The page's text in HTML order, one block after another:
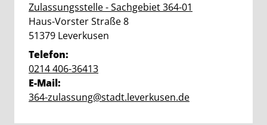
Zulassungsstelle - Sachgebiet 364-01
Straße:
Haus-Vorster StraßeHausnummer:
8
PLZ:
51379 Ort:
Leverkusen
Telefon:
0214 406-36413
E-Mail:
364-zulassung@stadt.leverkusen.de